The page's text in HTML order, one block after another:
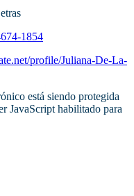
1854
profile/Juliana-De-La-
está siendo protegida
JavaScript habilitado para